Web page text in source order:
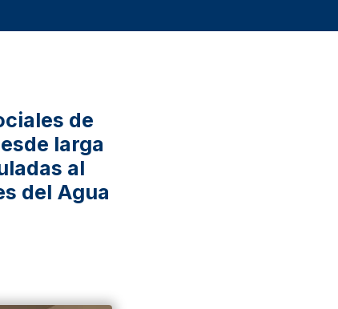
de
larga
al
del Agua